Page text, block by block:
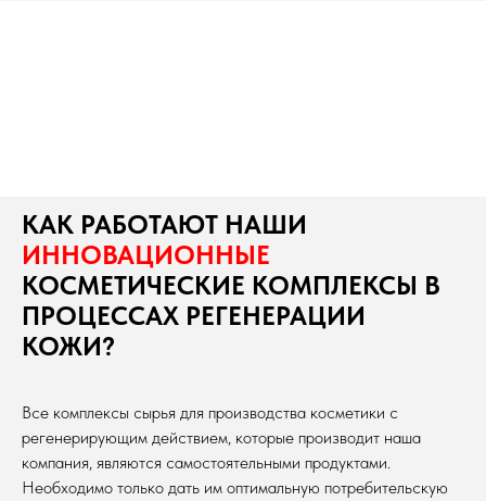
КАК РАБОТАЮТ НАШИ
ИННОВАЦИОННЫЕ
КОСМЕТИЧЕСКИЕ КОМПЛЕКСЫ В
ПРОЦЕССАХ РЕГЕНЕРАЦИИ
КОЖИ?
Все комплексы сырья для производства косметики с
регенерирующим действием, которые производит наша
компания, являются самостоятельными продуктами.
Необходимо только дать им оптимальную потребительскую